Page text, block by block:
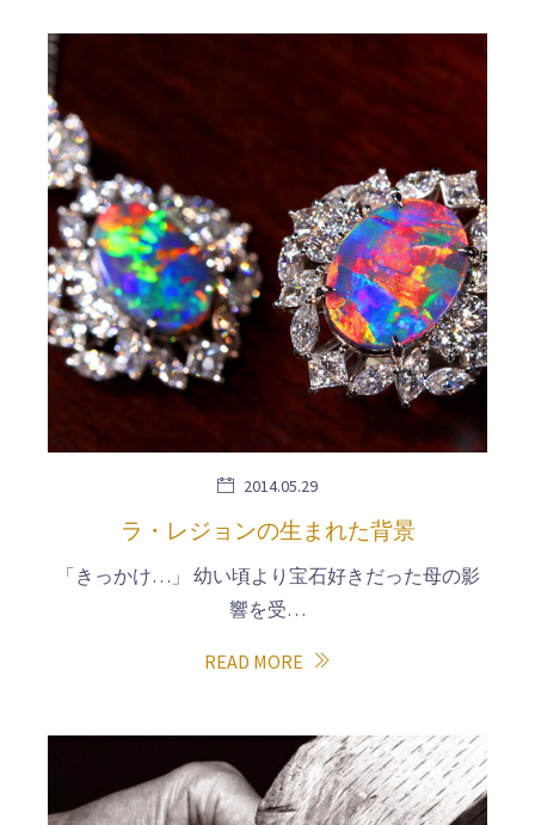
2014.05.29
ラ・レジョンの生まれた背景
「きっかけ…」 幼い頃より宝石好きだった母の影
響を受…
READ MORE